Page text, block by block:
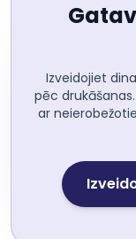
Izveidojiet
pēc
ar